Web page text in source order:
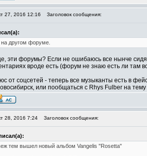
27, 2016 12:16 Заголовок сообщения:
на другом форуме.
эти форумы? Если не ошибаюсь все нынче
вроде есть (форум не знаю есть ли там
от соцсетей - теперь все музыканты есть в
или пообщаться с Rhys Fulber на тему
28, 2016 7:24 Заголовок сообщения:
тем вышел новый альбом Vangelis "Rosetta"